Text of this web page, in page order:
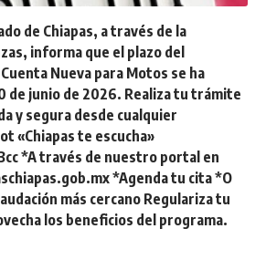
de Chiapas, a través de la
informa que el plazo del
Nueva para Motos se ha
de junio de 2026. Realiza tu trámite
y segura desde cualquier
«Chiapas te escucha»
*A través de nuestro portal en
*Agenda tu cita *O
más cercano Regulariza tu
los beneficios del programa.